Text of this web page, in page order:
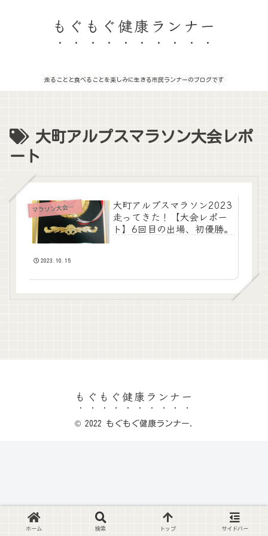
もぐもぐ健康ランナー
走ることと食べることを楽しみに生きる市民ランナーのブログです
大町アルプスマラソン大会レポ
ート
マラソン大会レポート
大町アルプスマラソン2023
走ってきた！【大会レポー
ト】6回目の出場、初優勝。
2023.10.15
もぐもぐ健康ランナー
© 2022 もぐもぐ健康ランナー.
ホーム 検索 トップ サイドバー